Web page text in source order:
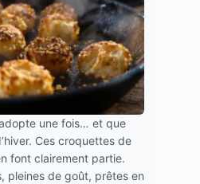
une fois… et que
Ces croquettes de
font clairement partie.
pleines de goût, prêtes en